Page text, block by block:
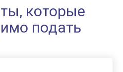
которые
подать